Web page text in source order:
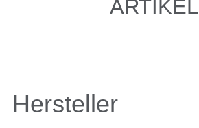
ARTIKEL
Hersteller